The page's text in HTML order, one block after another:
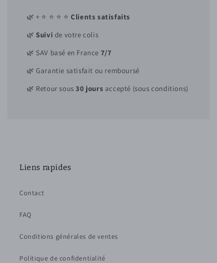
🌿 + ⭐ ⭐ ⭐ ⭐Clients satisfaits
🌿 Suivi de votre colis
🌿 SAV basé en France 7/7
🌿 Garantie satisfait ou remboursé
🌿 Retour sous30 jours accepté (sous conditions)
Liens rapides
Contact
FAQ
Conditions générales de ventes
Politique de confidentialité